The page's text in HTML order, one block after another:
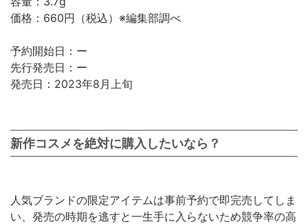
価格：660円（税込）※編集部調べ
予約開始日：ー
先行発売日：ー
発売日：2023年8月上旬
新作コスメを絶対に購入したいなら？
人気ブランドの限定アイテムは事前予約で即完売してしま
い、発売の時期を逃すと一生手に入らないため競争率の高